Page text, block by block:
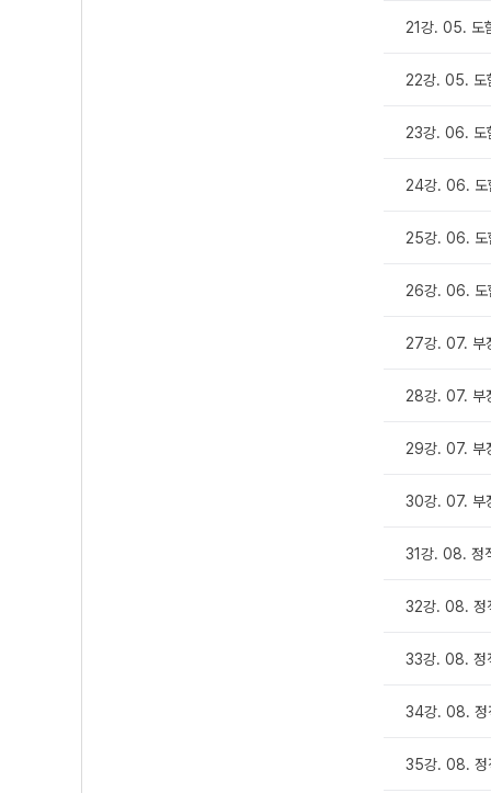
21강. 05. 도
22강. 05. 도
23강. 06. 도
24강. 06. 도
25강. 06. 도
26강. 06. 도
27강. 07. 부
28강. 07. 부
29강. 07. 부
30강. 07. 부
31강. 08. 정
32강. 08. 정
33강. 08. 정
34강. 08. 정
35강. 08. 정